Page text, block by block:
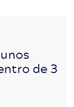
de 3